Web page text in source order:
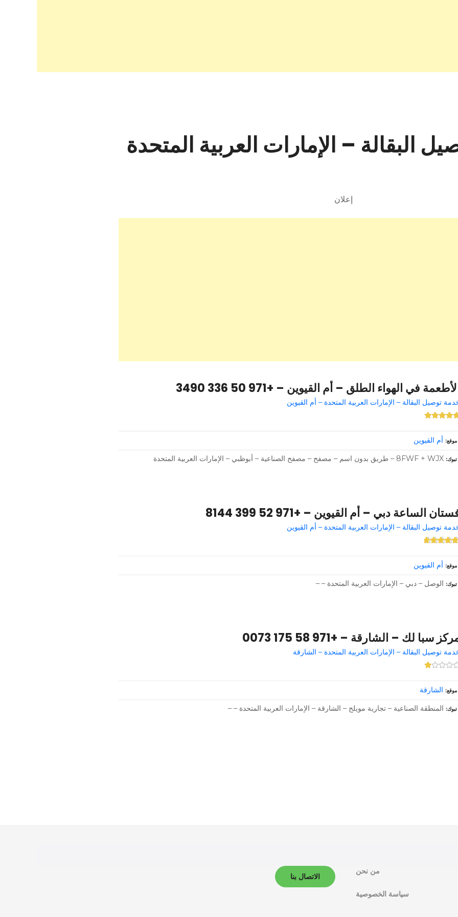
البقالة – الإمارات العربية المتحدة
إعلان
في الهواء الطلق – أم القيوين – +971 50 336 3490
توصيل البقالة – الإمارات العربية المتحدة – أم القيوين
موقع أم القيوين
تبوك 8FWF + WJX – طريق بدون اسم – مصفح – مصفح الصناعية – أبوظبي – الإمارات العربية المتحدة
الساعة دبي – أم القيوين – +971 52 399 8144
توصيل البقالة – الإمارات العربية المتحدة – أم القيوين
موقع أم القيوين
تبوك الوصل – دبي – الإمارات العربية المتحدة – –
سبا لك – الشارقة – +971 58 175 0073
توصيل البقالة – الإمارات العربية المتحدة – الشارقة
موقع الشارقة
تبوك المنطقة الصناعية – تجارية مويلح – الشارقة – الإمارات العربية المتحدة – –
من نحن
سياسة الخصوصية
الاتصال بنا